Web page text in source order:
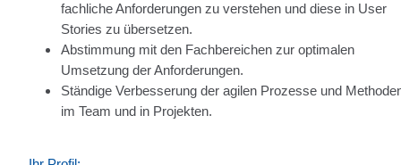
fachliche Anforderungen zu verstehen und diese in User
Stories zu übersetzen.
Abstimmung mit den Fachbereichen zur optimalen
Umsetzung der Anforderungen.
Ständige Verbesserung der agilen Prozesse und
im Team und in Projekten.